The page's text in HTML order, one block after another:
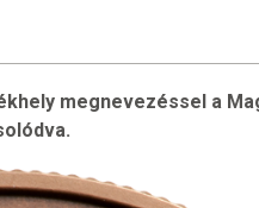
megnevezéssel a